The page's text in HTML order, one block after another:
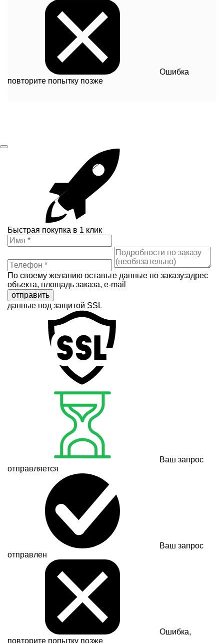
Ошибка
повторите попытку позже
Быстрая покупка в 1 клик
По своему желанию оставьте данные по заказу:адрес
объекта, площадь заказа, e-mail
отправить
данные под защитой SSL
Ваш запрос
отправляется
Ваш запрос
отправлен
Ошибка,
повторите попытку позже